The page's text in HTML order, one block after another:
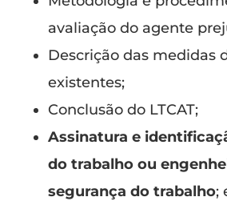
avaliação do agente
Descrição das medidas
existentes;
Conclusão do LTCAT;
Assinatura e
do trabalho ou
segurança do trabalho;